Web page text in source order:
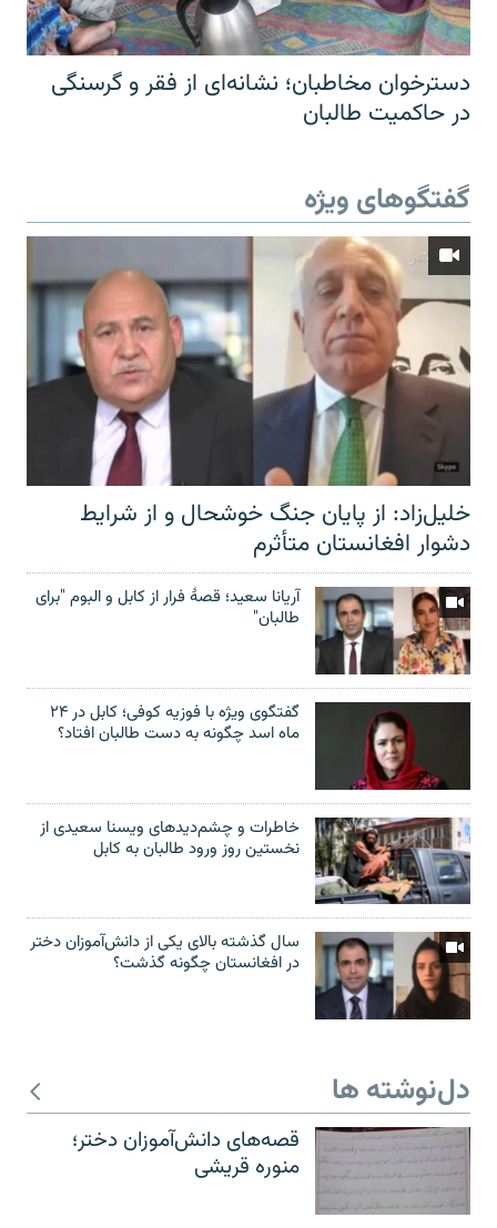
دسترخوان مخاطبان؛ نشانه‌ای از فقر و گرسنگی
در حاکمیت طالبان
گفتگوهای ویژه
خلیل‌زاد: از پایان جنگ خوشحال و از شرایط
دشوار افغانستان متأثرم
آریانا سعید؛ قصۀ فرار از کابل و البوم "برای
طالبان"
گفتگوی ویژه با فوزیه کوفی؛ کابل در ۲۴
ماه اسد چگونه به دست طالبان افتاد؟
خاطرات و چشم‌دید‌های ویسنا سعیدی از
نخستین روز ورود طالبان به کابل
سال گذشته بالای یکی از دانش‌آموزان دختر
در افغانستان چگونه گذشت؟
دل‌نوشته ها
قصه‌های دانش‌آموزان دختر؛
منوره قریشی